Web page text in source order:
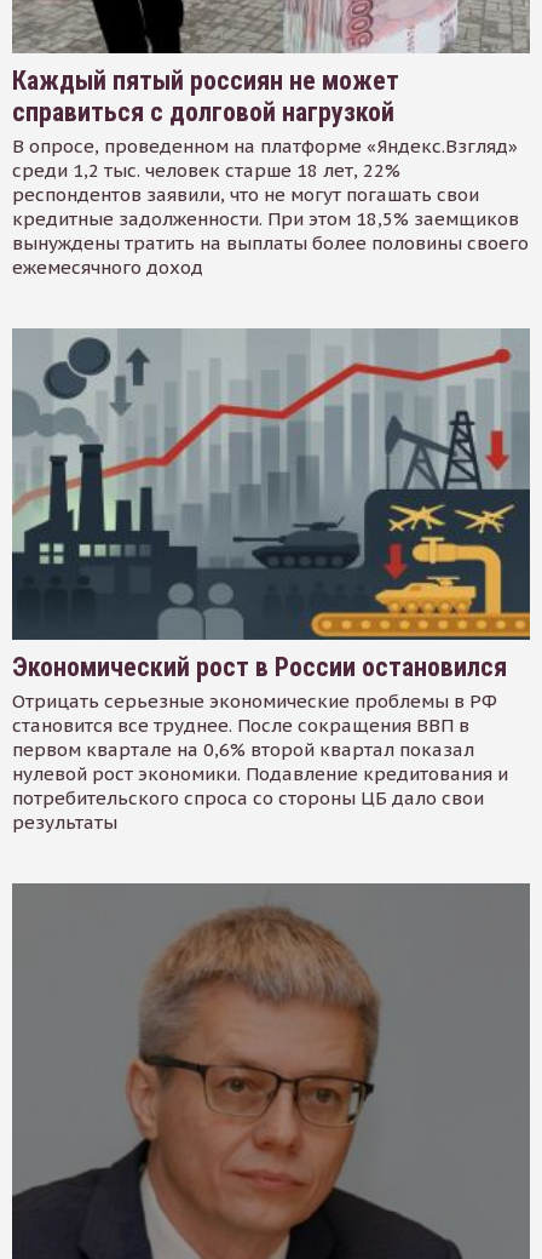
Каждый пятый россиян не может
справиться с долговой нагрузкой
В опросе, проведенном на платформе «Яндекс.Взгляд»
среди 1,2 тыс. человек старше 18 лет, 22%
респондентов заявили, что не могут погашать свои
кредитные задолженности. При этом 18,5% заемщиков
вынуждены тратить на выплаты более половины своего
ежемесячного доход
Экономический рост в России остановился
Отрицать серьезные экономические проблемы в РФ
становится все труднее. После сокращения ВВП в
первом квартале на 0,6% второй квартал показал
нулевой рост экономики. Подавление кредитования и
потребительского спроса со стороны ЦБ дало свои
результаты